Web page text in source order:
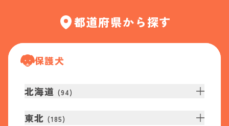
都道府県から探す
保護犬
北海道 (94)
東北 (185)